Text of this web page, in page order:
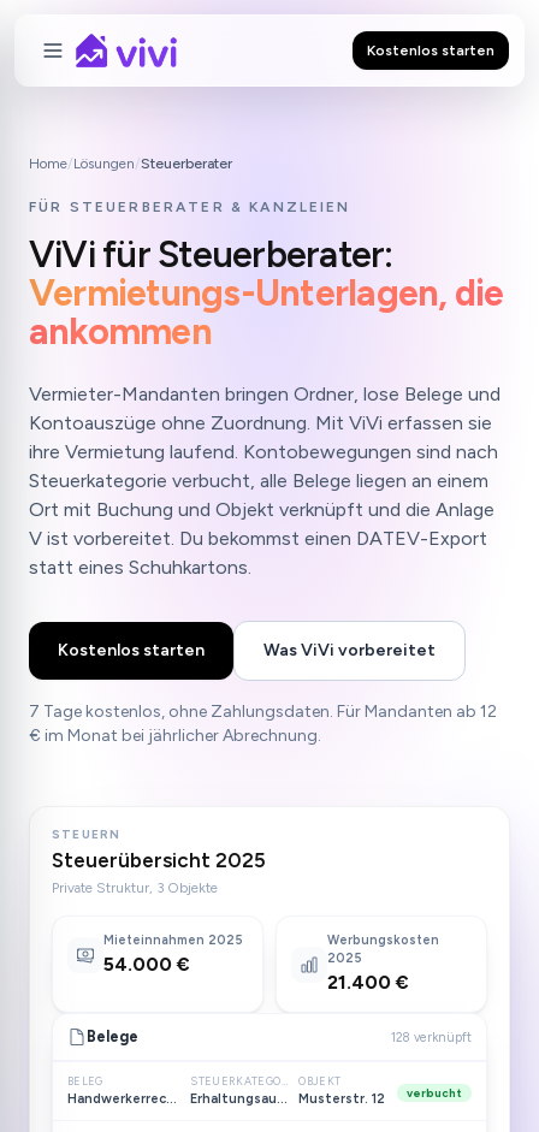
Kostenlos starten
Home/Lösungen/Steuerberater
FÜR STEUERBERATER & KANZLEIEN
ViVi für Steuerberater:
Vermietungs-Unterlagen, die
ankommen
Vermieter-Mandanten bringen Ordner, lose Belege und
Kontoauszüge ohne Zuordnung. Mit ViVi erfassen sie
ihre Vermietung laufend. Kontobewegungen sind nach
Steuerkategorie verbucht, alle Belege liegen an einem
Ort mit Buchung und Objekt verknüpft und die Anlage
V ist vorbereitet. Du bekommst einen DATEV-Export
statt eines Schuhkartons.
Kostenlos starten Was ViVi vorbereitet
7 Tage kostenlos, ohne Zahlungsdaten. Für Mandanten ab 12
€ im Monat bei jährlicher Abrechnung.
STEUERN
Steuerübersicht 2025
Private Struktur, 3 Objekte
Mieteinnahmen 2025
54.000 €
Werbungskosten
2025
21.400 €
Belege 128 verknüpft
BELEG
Handwerkerrechnung Erhaltungsaufwand
OBJEKT
Musterstr. 12 verbucht